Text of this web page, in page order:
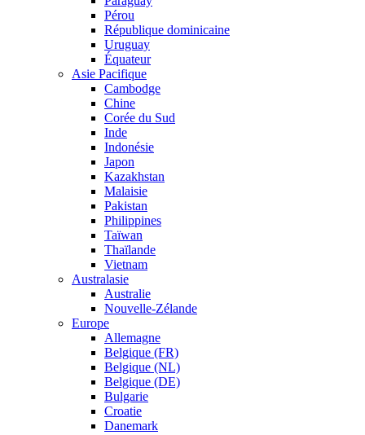
Pérou
République dominicaine
Uruguay
Équateur
Asie Pacifique
Cambodge
Chine
Corée du Sud
Inde
Indonésie
Japon
Kazakhstan
Malaisie
Pakistan
Philippines
Taïwan
Thaïlande
Vietnam
Australasie
Australie
Nouvelle-Zélande
Europe
Allemagne
Belgique (FR)
Belgique (NL)
Belgique (DE)
Bulgarie
Croatie
Danemark